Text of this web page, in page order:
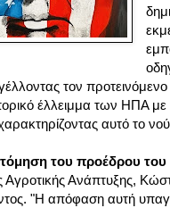
τον
έλλειμμα των ΗΠΑ
αυτό το
του προέδρου
Ανάπτυξης,
"Η απόφαση αυτή